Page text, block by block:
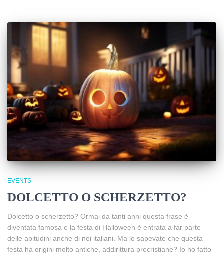
EVENTS
DOLCETTO O SCHERZETTO?
Dolcetto o scherzetto? Ormai da tanti anni questa frase è
diventata famosa e la festa di Halloween è entrata a far parte
delle abitudini anche di noi italiani. Ma lo sapevate che questa
festa ha origini molto antiche, addirittura precristiane? Io ho fatto